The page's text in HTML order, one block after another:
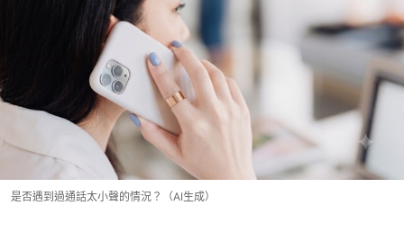
是否遇到過通話太小聲的情況？（AI生成）